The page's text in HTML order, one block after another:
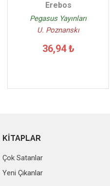
Erebos
Pegasus Yayınları
U. Poznanskı
36,94 ₺
KİTAPLAR
Çok Satanlar
Yeni Çıkanlar